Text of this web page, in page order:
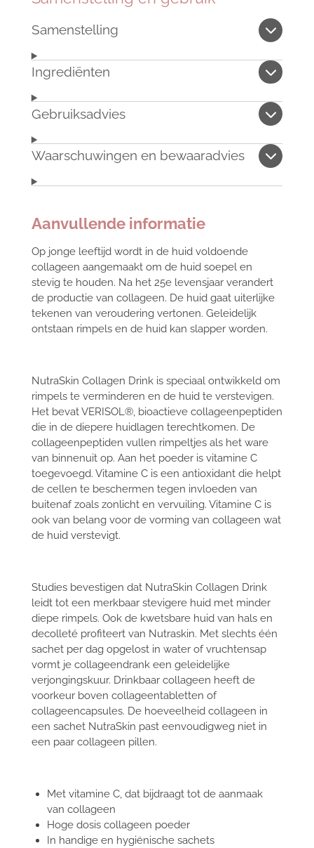
Samenstelling
Ingrediënten
Gebruiksadvies
Waarschuwingen en bewaaradvies
Aanvullende informatie
Op jonge leeftijd wordt in de huid voldoende
collageen aangemaakt om de huid soepel en
stevig te houden. Na het 25e levensjaar verandert
de productie van collageen. De huid gaat uiterlijke
tekenen van veroudering vertonen. Geleidelijk
ontstaan rimpels en de huid kan slapper worden.
NutraSkin Collagen Drink is speciaal ontwikkeld om
rimpels te verminderen en de huid te verstevigen.
Het bevat VERISOL®, bioactieve collageenpeptiden
die in de diepere huidlagen terechtkomen. De
collageenpeptiden vullen rimpeltjes als het ware
van binnenuit op. Aan het poeder is vitamine C
toegevoegd. Vitamine C is een antioxidant die helpt
de cellen te beschermen tegen invloeden van
buitenaf zoals zonlicht en vervuiling. Vitamine C is
ook van belang voor de vorming van collageen wat
de huid verstevigt.
Studies bevestigen dat NutraSkin Collagen Drink
leidt tot een merkbaar stevigere huid met minder
diepe rimpels. Ook de kwetsbare huid van hals en
decolleté profiteert van Nutraskin. Met slechts één
sachet per dag opgelost in water of vruchtensap
vormt je collageendrank een geleidelijke
verjongingskuur. Drinkbaar collageen heeft de
voorkeur boven collageentabletten of
collageencapsules. De hoeveelheid collageen in
een sachet NutraSkin past eenvoudigweg niet in
een paar collageen pillen.
Met vitamine C, dat bijdraagt tot de aanmaak
van collageen
Hoge dosis collageen poeder
In handige en hygiënische sachets